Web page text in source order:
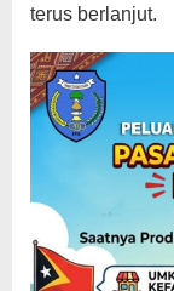
terus berlanjut.